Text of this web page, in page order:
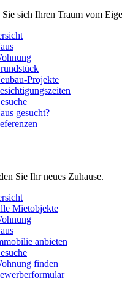
sich Ihren Traum vom
Projekte
gesucht?
Sie Ihr neues Zuhause.
Mietobjekte
anbieten
finden